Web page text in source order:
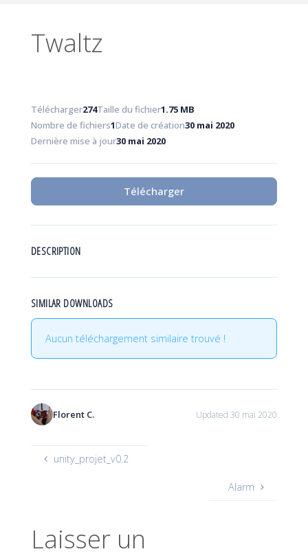
Twaltz
Télécharger274Taille du fichier1.75 MB
Nombre de fichiers1Date de création30 mai 2020
Dernière mise à jour30 mai 2020
Télécharger
DESCRIPTION
SIMILAR DOWNLOADS
Aucun téléchargement similaire trouvé !
Florent C. Updated 30 mai 2020
unity_projet_v0.2
Alarm
Laisser un